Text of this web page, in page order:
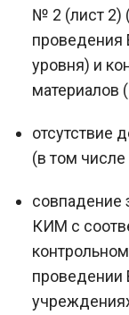
№ 2 (лист 2)
проведения
уровня) и
материалов
отсутствие
(в том
совпадение
КИМ с
проведении